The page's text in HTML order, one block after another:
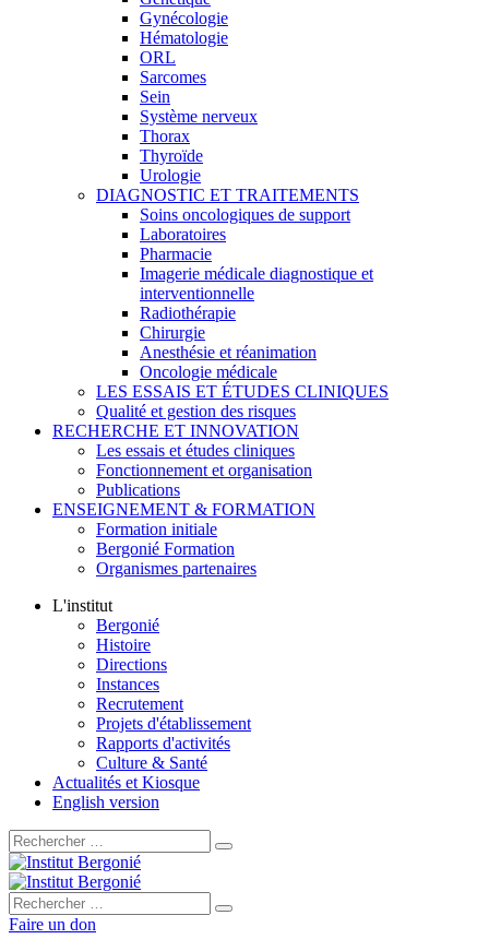
Gynécologie
Hématologie
ORL
Sarcomes
Sein
Système nerveux
Thorax
Thyroïde
Urologie
DIAGNOSTIC ET TRAITEMENTS
Soins oncologiques de support
Laboratoires
Pharmacie
Imagerie médicale diagnostique et
interventionnelle
Radiothérapie
Chirurgie
Anesthésie et réanimation
Oncologie médicale
LES ESSAIS ET ÉTUDES CLINIQUES
Qualité et gestion des risques
RECHERCHE ET INNOVATION
Les essais et études cliniques
Fonctionnement et organisation
Publications
ENSEIGNEMENT & FORMATION
Formation initiale
Bergonié Formation
Organismes partenaires
L'institut
Bergonié
Histoire
Directions
Instances
Recrutement
Projets d'établissement
Rapports d'activités
Culture & Santé
Actualités et Kiosque
English version
Rechercher :
Rechercher :
Faire un don